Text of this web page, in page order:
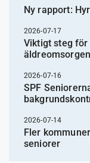
Ny rapport:
2026-07-17
Viktigt steg
äldreomsorgen
2026-07-16
SPF
2026-07-14
Fler
seniorer